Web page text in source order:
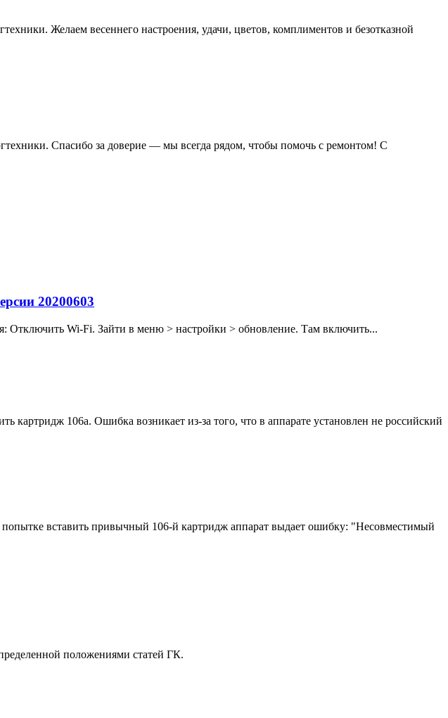
Желаем весеннего настроения, удачи, цветов, комплиментов и безотказной
Спасибо за доверие — мы всегда рядом, чтобы помочь с ремонтом! С
20200603
Отключить Wi-Fi. Зайти в меню > настройки > обновление. Там включить...
106a. Ошибка возникает из-за того, что в аппарате установлен не российский
вставить привычный 106-й картридж аппарат выдает ошибку: "Несовместимый
положениями статей ГК.